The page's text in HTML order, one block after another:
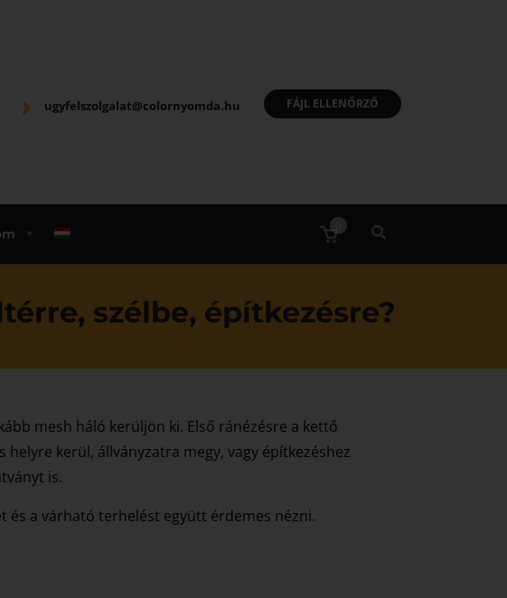
ugyfelszolgalat@colornyomda.hu FÁJL ELLENŐRZŐ
szélbe, építkezésre?
mesh háló kerüljön ki. Első ránézésre a kettő
kerül, állványzatra megy, vagy építkezéshez
is.
és a várható terhelést együtt érdemes nézni.